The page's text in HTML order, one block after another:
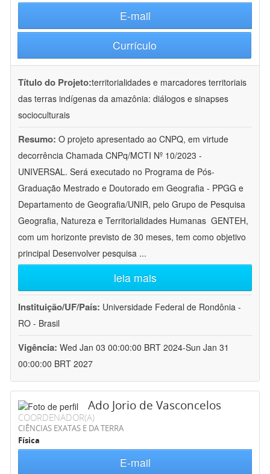
E-mail
Currículo
Título do Projeto:territorialidades e marcadores territoriais
das terras indígenas da amazônia: diálogos e sinapses
socioculturais
Resumo: O projeto apresentado ao CNPQ, em virtude
decorrência Chamada CNPq/MCTI Nº 10/2023 -
UNIVERSAL. Será executado no Programa de Pós-
Graduação Mestrado e Doutorado em Geografia - PPGG e
Departamento de Geografia/UNIR, pelo Grupo de Pesquisa
Geografia, Natureza e Territorialidades Humanas  GENTEH,
com um horizonte previsto de 30 meses, tem como objetivo
principal Desenvolver pesquisa ...
leia mais
Instituição/UF/País: Universidade Federal de Rondônia -
RO - Brasil
Vigência: Wed Jan 03 00:00:00 BRT 2024-Sun Jan 31
00:00:00 BRT 2027
Ado Jorio de Vasconcelos
COORDENADOR(A)
CIÊNCIAS EXATAS E DA TERRA
Física
E-mail